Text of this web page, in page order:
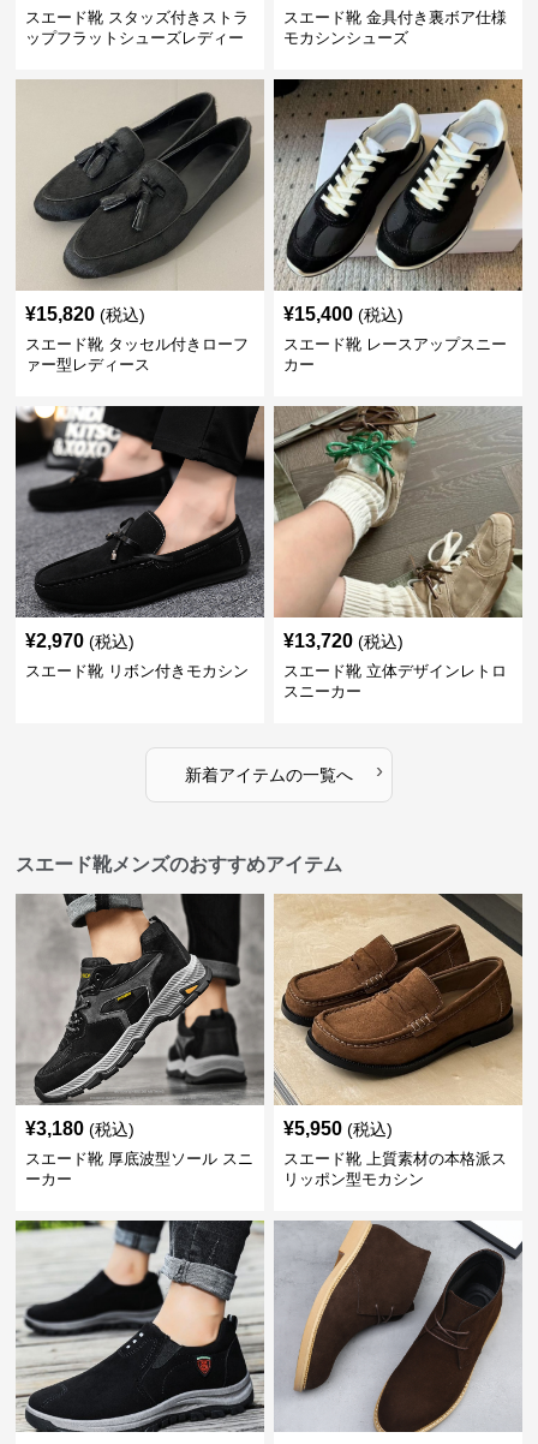
スエード靴 スタッズ付きストラ
ップフラットシューズレディー
スエード靴 金具付き裏ボア仕様
モカシンシューズ
¥15,820 (税込)
スエード靴 タッセル付きローフ
ァー型レディース
¥15,400 (税込)
スエード靴 レースアップスニー
カー
¥2,970 (税込)
スエード靴 リボン付きモカシン
¥13,720 (税込)
スエード靴 立体デザインレトロ
スニーカー
新着アイテムの一覧へ ›
スエード靴メンズのおすすめアイテム
¥3,180 (税込)
スエード靴 厚底波型ソール スニ
ーカー
¥5,950 (税込)
スエード靴 上質素材の本格派ス
リッポン型モカシン